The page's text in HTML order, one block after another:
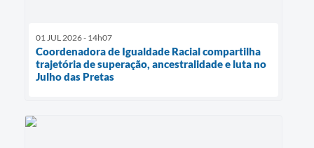
01 JUL 2026 - 14h07
Coordenadora de Igualdade Racial compartilha
trajetória de superação, ancestralidade e luta no
Julho das Pretas